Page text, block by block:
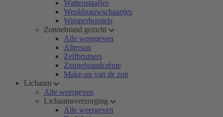
Wattenstaafjes
Wenkbrauwschaartjes
Wimperborstels
Zonnebrand gezicht
Alle weergeven
Aftersun
Zelfbruiners
Zonnebrandcrème
Make-up van de zon
Lichaam
Alle weergeven
Lichaamsverzorging
Alle weergeven